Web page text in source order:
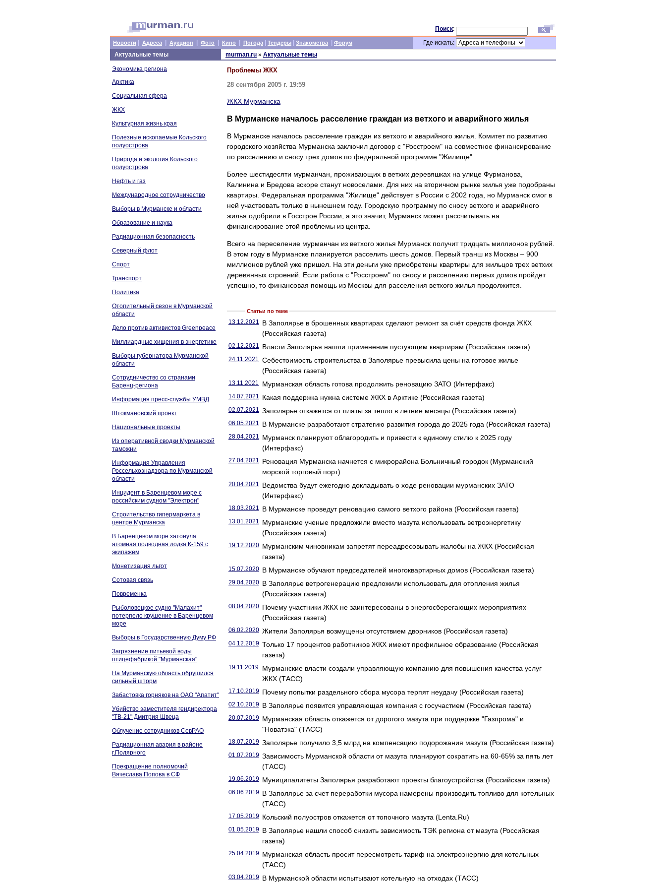
Поиск:
Новости Адреса Аукцион Фото Кино Погода Тендеры Знакомства Форум
Где искать:
Актуальные темы
Экономика региона
Арктика
Социальная сфера
ЖКХ
Культурная жизнь края
Полезные ископаемые Кольского
полуострова
Природа и экология Кольского
полуострова
Нефть и газ
Международное сотрудничество
Выборы в Мурманске и области
Образование и наука
Радиационная безопасность
Северный флот
Спорт
Транспорт
Политика
Отопительный сезон в Мурманской
области
Дело против активистов Greenpeace
Миллиардные хищения в энергетике
Выборы губернатора Мурманской
области
Сотрудничество со странами
Баренц-региона
Информация пресс-службы УМВД
Штокмановский проект
Национальные проекты
Из оперативной сводки Мурманской
таможни
Информация Управления
Россельхознадзора по Мурманской
области
Инцидент в Баренцевом море с
российским судном "Электрон"
Строительство гипермаркета в
центре Мурманска
В Баренцевом море затонула
атомная подводная лодка К-159 с
экипажем
Монетизация льгот
Сотовая связь
Повременка
Рыболовецкое судно "Малахит"
потерпело крушение в Баренцевом
море
Выборы в Государственную Думу РФ
Загрязнение питьевой воды
птицефабрикой "Мурманская"
На Мурманскую область обрушился
сильный шторм
Забастовка горняков на ОАО "Апатит"
Убийство заместителя гендиректора
"ТВ-21" Дмитрия Швеца
Облучение сотрудников СевРАО
Радиационная авария в районе
г.Полярного
Прекращение полномочий
Вячеслава Попова в СФ
murman.ru » Актуальные темы
Проблемы ЖКХ
28 сентября 2005 г. 19:59
ЖКХ Мурманска
В Мурманске началось расселение граждан из ветхого и аварийного жилья
В Мурманске началось расселение граждан из ветхого и аварийного жилья. Комитет по развитию
городского хозяйства Мурманска заключил договор с "Росстроем" на совместное финансирование
по расселению и сносу трех домов по федеральной программе "Жилище".
Более шестидесяти мурманчан, проживающих в ветхих деревяшках на улице Фурманова,
Калинина и Бредова вскоре станут новоселами. Для них на вторичном рынке жилья уже подобраны
квартиры. Федеральная программа "Жилище" действует в России с 2002 года, но Мурманск смог в
ней участвовать только в нынешнем году. Городскую программу по сносу ветхого и аварийного
жилья одобрили в Госстрое России, а это значит, Мурманск может рассчитывать на
финансирование этой проблемы из центра.
Всего на переселение мурманчан из ветхого жилья Мурманск получит тридцать миллионов рублей.
В этом году в Мурманске планируется расселить шесть домов. Первый транш из Москвы – 900
миллионов рублей уже пришел. На эти деньги уже приобретены квартиры для жильцов трех ветхих
деревянных строений. Если работа с "Росстроем" по сносу и расселению первых домов пройдет
успешно, то финансовая помощь из Москвы для расселения ветхого жилья продолжится.
Статьи по теме
13.12.2021 В Заполярье в брошенных квартирах сделают ремонт за счёт средств фонда ЖКХ
(Российская газета)
02.12.2021 Власти Заполярья нашли применение пустующим квартирам (Российская газета)
24.11.2021 Себестоимость строительства в Заполярье превысила цены на готовое жилье
(Российская газета)
13.11.2021 Мурманская область готова продолжить реновацию ЗАТО (Интерфакс)
14.07.2021 Какая поддержка нужна системе ЖКХ в Арктике (Российская газета)
02.07.2021 Заполярье откажется от платы за тепло в летние месяцы (Российская газета)
06.05.2021 В Мурманске разработают стратегию развития города до 2025 года (Российская газета)
28.04.2021 Мурманск планируют облагородить и привести к единому стилю к 2025 году
(Интерфакс)
27.04.2021 Реновация Мурманска начнется с микрорайона Больничный городок (Мурманский
морской торговый порт)
20.04.2021 Ведомства будут ежегодно докладывать о ходе реновации мурманских ЗАТО
(Интерфакс)
18.03.2021 В Мурманске проведут реновацию самого ветхого района (Российская газета)
13.01.2021 Мурманские ученые предложили вместо мазута использовать ветроэнергетику
(Российская газета)
19.12.2020 Мурманским чиновникам запретят переадресовывать жалобы на ЖКХ (Российская
газета)
15.07.2020 В Мурманске обучают председателей многоквартирных домов (Российская газета)
29.04.2020 В Заполярье ветрогенерацию предложили использовать для отопления жилья
(Российская газета)
08.04.2020 Почему участники ЖКХ не заинтересованы в энергосберегающих мероприятиях
(Российская газета)
06.02.2020 Жители Заполярья возмущены отсутствием дворников (Российская газета)
04.12.2019 Только 17 процентов работников ЖКХ имеют профильное образование (Российская
газета)
19.11.2019 Мурманские власти создали управляющую компанию для повышения качества услуг
ЖКХ (ТАСС)
17.10.2019 Почему попытки раздельного сбора мусора терпят неудачу (Российская газета)
02.10.2019 В Заполярье появится управляющая компания с госучастием (Российская газета)
20.07.2019 Мурманская область откажется от дорогого мазута при поддержке "Газпрома" и
"Новатэка" (ТАСС)
18.07.2019 Заполярье получило 3,5 млрд на компенсацию подорожания мазута (Российская газета)
01.07.2019 Зависимость Мурманской области от мазута планируют сократить на 60-65% за пять лет
(ТАСС)
19.06.2019 Муниципалитеты Заполярья разработают проекты благоустройства (Российская газета)
06.06.2019 В Заполярье за счет переработки мусора намерены производить топливо для котельных
(ТАСС)
17.05.2019 Кольский полуостров откажется от топочного мазута (Lenta.Ru)
01.05.2019 В Заполярье нашли способ снизить зависимость ТЭК региона от мазута (Российская
газета)
25.04.2019 Мурманская область просит пересмотреть тариф на электроэнергию для котельных
(ТАСС)
03.04.2019 В Мурманской области испытывают котельную на отходах (ТАСС)